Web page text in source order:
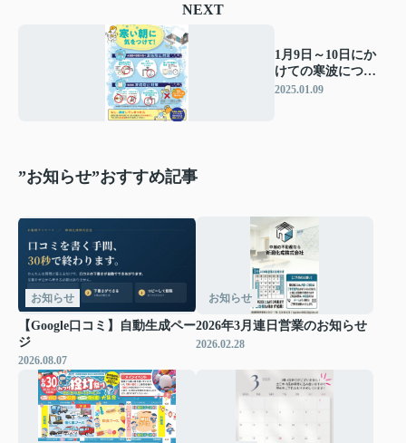
NEXT
1月9日～10日にか
けての寒波につい
て
2025.01.09
”お知らせ”おすすめ記事
お知らせ
【Google口コミ】自動生成ペー
ジ
2026.08.07
お知らせ
2026年3月連日営業のお知らせ
2026.02.28